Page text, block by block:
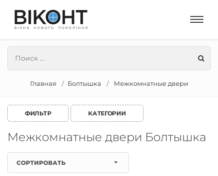
Главная Болтышка Межкомнатные двери
ФИЛЬТР КАТЕГОРИИ
Межкомнатные двери Болтышка
СОРТИРОВАТЬ